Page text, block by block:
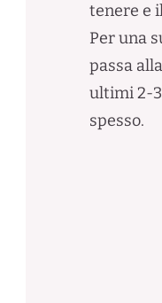
tenere e
Per una
passa
ultimi 2-
spesso.